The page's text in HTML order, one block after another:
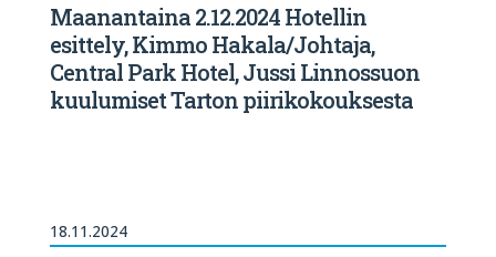
Maanantaina 2.12.2024 Hotellin
esittely, Kimmo Hakala/Johtaja,
Central Park Hotel, Jussi Linnossuon
kuulumiset Tarton piirikokouksesta
18.11.2024